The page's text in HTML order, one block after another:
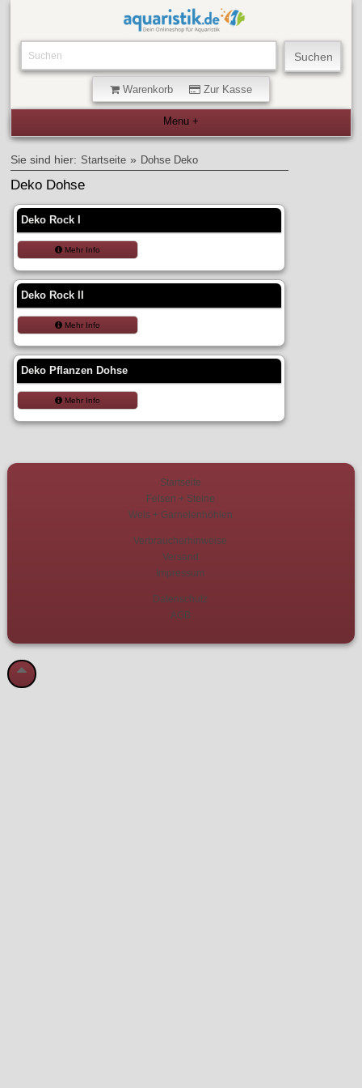
Warenkorb Zur Kasse
Sie sind hier: Startseite » Dohse Deko
Deko Dohse
Deko Rock I
Mehr Info
Deko Rock II
Mehr Info
Deko Pflanzen Dohse
Mehr Info
Startseite
Felsen + Steine
Wels + Garnelenhöhlen
Verbraucherhinweise
Versand
Impressum
Datenschutz
AGB